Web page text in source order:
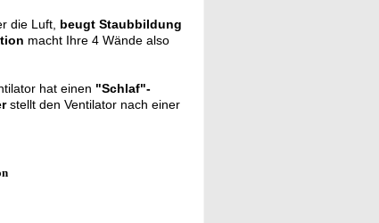
die Luft, beugt Staubbildung
macht Ihre 4 Wände also
hat einen "Schlaf"-
stellt den Ventilator nach einer